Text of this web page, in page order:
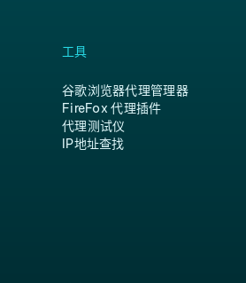
工具
谷歌浏览器代理管理器
FireFox 代理插件
代理测试仪
IP地址查找